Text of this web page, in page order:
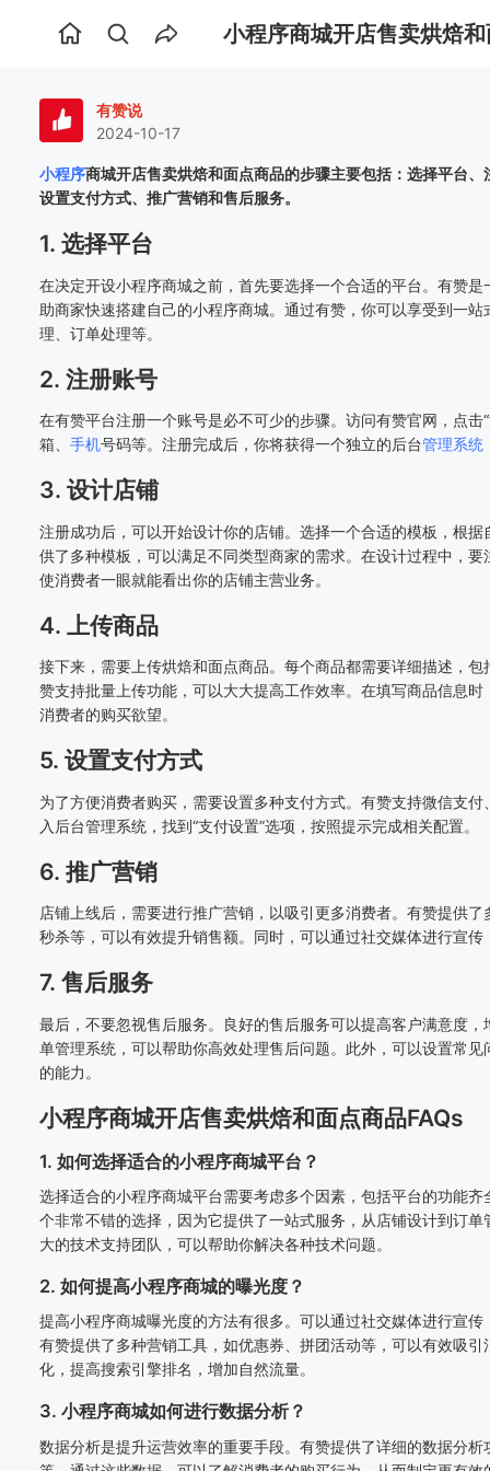
首
小程序商城开店售卖烘焙
有赞说
2024-10-17
小程序商城开店售卖烘焙和面点商品的步骤主要包括：选择平台
设置支付方式、推广营销和售后服务。
1. 选择平台
在决定开设小程序商城之前，首先要选择一个合适的平台。有赞
助商家快速搭建自己的小程序商城。通过有赞，你可以享受到一
理、订单处理等。
2. 注册账号
在有赞平台注册一个账号是必不可少的步骤。访问有赞官网，点击
箱、 手机号码等。注册完成后，你将获得一个独立的后台管理系统
3. 设计店铺
注册成功后，可以开始设计你的店铺。选择一个合适的模板，根
供了多种模板，可以满足不同类型商家的需求。在设计过程中，
使消费者一眼就能看出你的店铺主营业务。
4. 上传商品
接下来，需要上传烘焙和面点商品。每个商品都需要详细描述，
赞支持批量上传功能，可以大大提高工作效率。在填写商品信息
消费者的购买欲望。
5. 设置支付方式
为了方便消费者购买，需要设置多种支付方式。有赞支持微信支
入后台管理系统，找到“支付设置”选项，按照提示完成相关配置。
6. 推广营销
店铺上线后，需要进行推广营销，以吸引更多消费者。有赞提供
秒杀等，可以有效提升销售额。同时，可以通过社交媒体进行宣传
7. 售后服务
最后，不要忽视售后服务。良好的售后服务可以提高客户满意度
单管理系统，可以帮助你高效处理售后问题。此外，可以设置常
的能力。
小程序商城开店售卖烘焙和面点商品FAQs
1. 如何选择适合的小程序商城平台？
选择适合的小程序商城平台需要考虑多个因素，包括平台的功能
个非常不错的选择，因为它提供了一站式服务，从店铺设计到订
大的技术支持团队，可以帮助你解决各种技术问题。
2. 如何提高小程序商城的曝光度？
提高小程序商城曝光度的方法有很多。可以通过社交媒体进行宣
有赞提供了多种营销工具，如优惠券、拼团活动等，可以有效吸
化，提高搜索引擎排名，增加自然流量。
3. 小程序商城如何进行数据分析？
数据分析是提升运营效率的重要手段。有赞提供了详细的数据分